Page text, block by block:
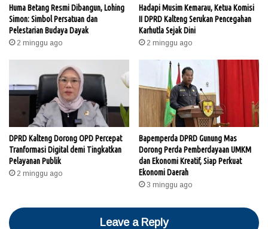
Huma Betang Resmi Dibangun, Lohing
Simon: Simbol Persatuan dan
Pelestarian Budaya Dayak
2 minggu ago
Hadapi Musim Kemarau, Ketua Komisi
II DPRD Kalteng Serukan Pencegahan
Karhutla Sejak Dini
2 minggu ago
DPRD Kalteng Dorong OPD Percepat
Tranformasi Digital demi Tingkatkan
Pelayanan Publik
2 minggu ago
Bapemperda DPRD Gunung Mas
Dorong Perda Pemberdayaan UMKM
dan Ekonomi Kreatif, Siap Perkuat
Ekonomi Daerah
3 minggu ago
Leave a Reply